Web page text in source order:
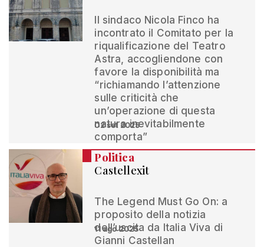
Il sindaco Nicola Finco ha
incontrato il Comitato per la
riqualificazione del Teatro
Astra, accogliendone con
favore la disponibilità ma
“richiamando l’attenzione
sulle criticità che
un’operazione di questa
natura inevitabilmente
comporta”
02 set 2025
Politica
Castellexit
The Legend Must Go On: a
proposito della notizia
dell’uscita da Italia Viva di
Gianni Castellan
11 ago 2025